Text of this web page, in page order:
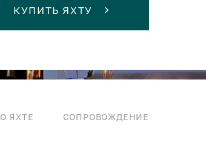
КУПИТЬ ЯХТУ
О ЯХТЕ СОПРОВОЖДЕНИЕ